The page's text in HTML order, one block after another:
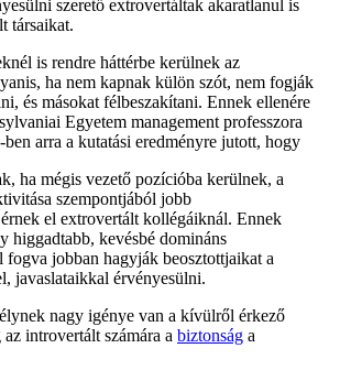
szerető extrovertáltak akaratlanul is
társaikat.
is rendre háttérbe kerülnek az
ha nem kapnak külön szót, nem fogják
és másokat félbeszakítani. Ennek ellenére
Egyetem management professzora
arra a kutatási eredményre jutott, hogy
ha mégis vezető pozícióba kerülnek, a
szempontjából jobb
el extrovertált kollégáiknál. Ennek
higgadtabb, kevésbé domináns
fogva jobban hagyják beosztottjaikat a
javaslataikkal érvényesülni.
nagy igénye van a kívülről érkező
introvertált számára a biztonság a